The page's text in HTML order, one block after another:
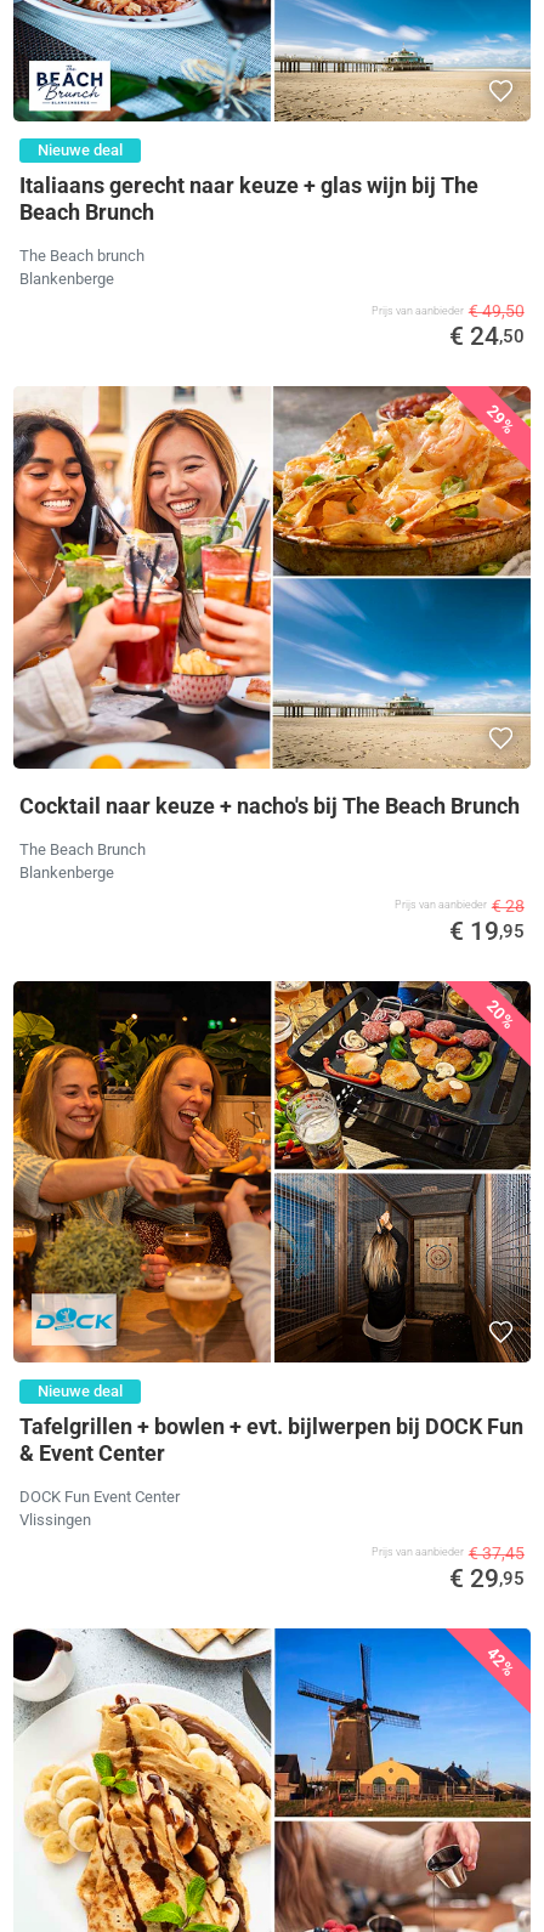
Nieuwe deal
Italiaans gerecht naar keuze + glas wijn bij The
Beach Brunch
The Beach brunch
Blankenberge
Prijs van aanbieder € 49,50
€ 24,50
29%
Cocktail naar keuze + nacho's bij The Beach Brunch
The Beach Brunch
Blankenberge
Prijs van aanbieder € 28
€ 19,95
20%
Nieuwe deal
Tafelgrillen + bowlen + evt. bijlwerpen bij DOCK Fun
& Event Center
DOCK Fun Event Center
Vlissingen
Prijs van aanbieder € 37,45
€ 29,95
42%